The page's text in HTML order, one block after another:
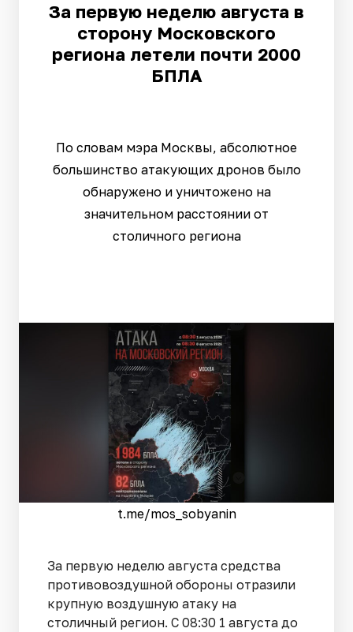
За первую неделю августа в
сторону Московского
региона летели почти 2000
БПЛА
По словам мэра Москвы, абсолютное
большинство атакующих дронов было
обнаружено и уничтожено на
значительном расстоянии от
столичного региона
t.me/mos_sobyanin
За первую неделю августа средства
противовоздушной обороны отразили
крупную воздушную атаку на
столичный регион. С 08:30 1 августа до